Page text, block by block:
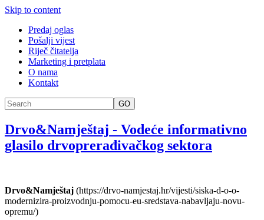
Skip to content
Predaj oglas
Pošalji vijest
Riječ čitatelja
Marketing i pretplata
O nama
Kontakt
GO
Drvo&Namještaj - Vodeće informativno
glasilo drvoprerađivačkog sektora
Drvo&Namještaj (https://drvo-namjestaj.hr/vijesti/siska-d-o-o-
modernizira-proizvodnju-pomocu-eu-sredstava-nabavljaju-novu-
opremu/)